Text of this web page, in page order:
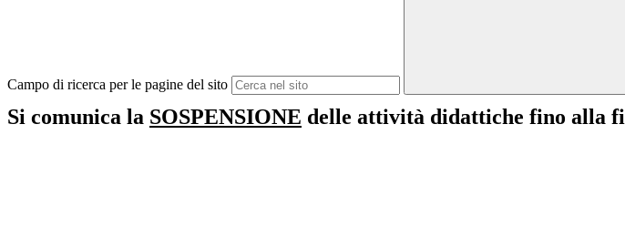
Campo di ricerca per le pagine del sito
Si comunica la SOSPENSIONE delle attività didattiche fino alla